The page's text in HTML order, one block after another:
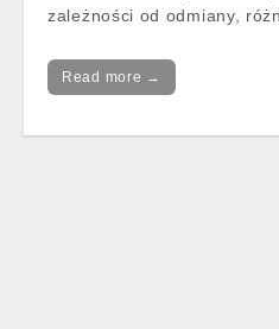
zależności od odmiany,
Read more →